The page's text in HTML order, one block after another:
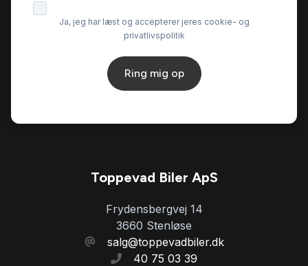
Ja, jeg har læst og accepterer jeres cookie- og
privatlivspolitik
Ring mig op
Toppevad Biler ApS
Frydensbergvej 14
3660 Stenløse
salg@toppevadbiler.dk
40 75 03 39